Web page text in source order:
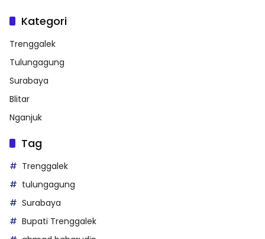
Kategori
Trenggalek
Tulungagung
Surabaya
Blitar
Nganjuk
Tag
Trenggalek
tulungagung
Surabaya
Bupati Trenggalek